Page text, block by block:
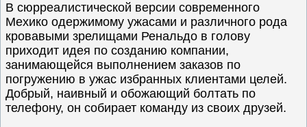
В сюрреалистической версии современного
Мехико одержимому ужасами и различного рода
кровавыми зрелищами Ренальдо в голову
приходит идея по созданию компании,
занимающейся выполнением заказов по
погружению в ужас избранных клиентами целей.
Добрый, наивный и обожающий болтать по
телефону, он собирает команду из своих друзей.